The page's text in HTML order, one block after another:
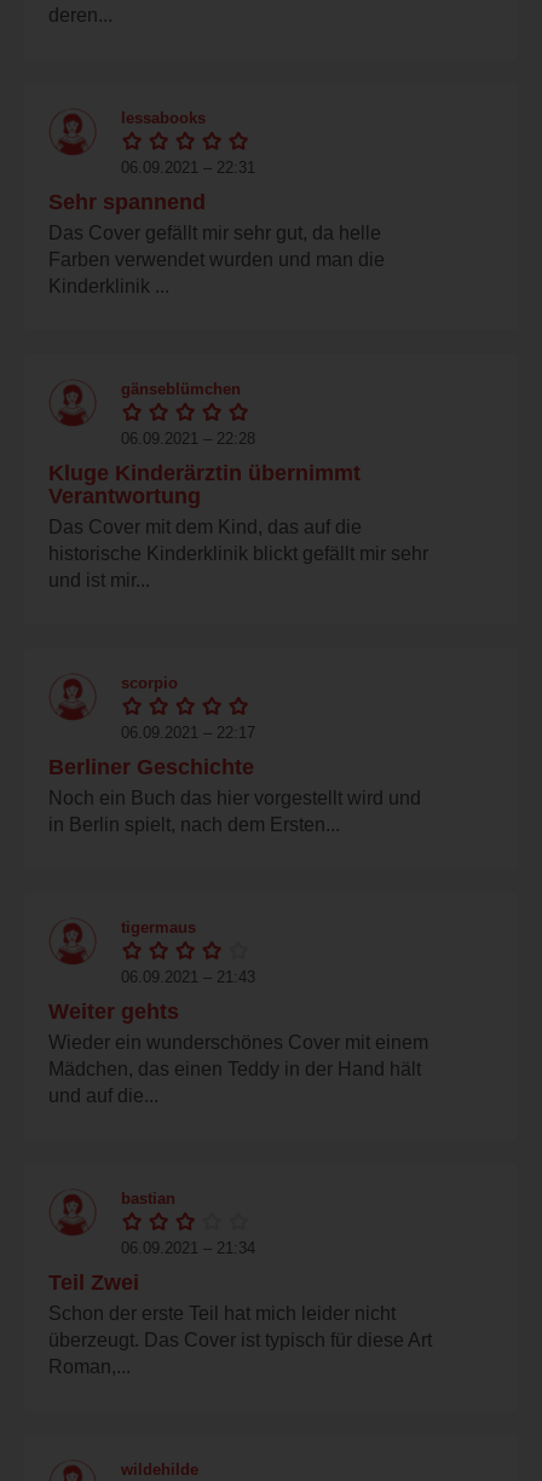
deren...
lessabooks
06.09.2021 – 22:31
Sehr spannend
Das Cover gefällt mir sehr gut, da helle
Farben verwendet wurden und man die
Kinderklinik ...
gänseblümchen
06.09.2021 – 22:28
Kluge Kinderärztin übernimmt
Verantwortung
Das Cover mit dem Kind, das auf die
historische Kinderklinik blickt gefällt mir sehr
und ist mir...
scorpio
06.09.2021 – 22:17
Berliner Geschichte
Noch ein Buch das hier vorgestellt wird und
in Berlin spielt, nach dem Ersten...
tigermaus
06.09.2021 – 21:43
Weiter gehts
Wieder ein wunderschönes Cover mit einem
Mädchen, das einen Teddy in der Hand hält
und auf die...
bastian
06.09.2021 – 21:34
Teil Zwei
Schon der erste Teil hat mich leider nicht
überzeugt. Das Cover ist typisch für diese Art
Roman,...
wildehilde